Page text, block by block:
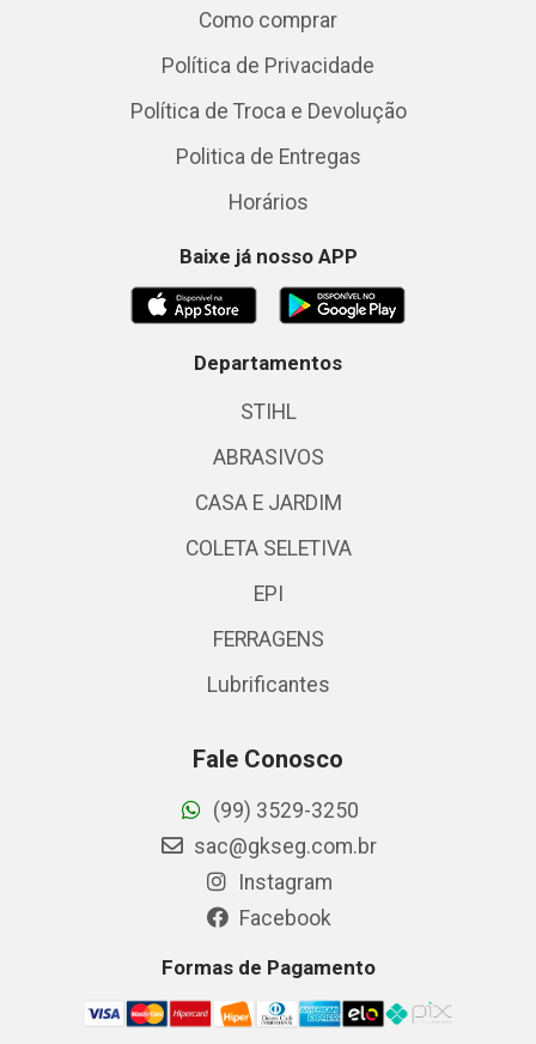
Como comprar
Política de Privacidade
Política de Troca e Devolução
Politica de Entregas
Horários
Baixe já nosso APP
Departamentos
STIHL
ABRASIVOS
CASA E JARDIM
COLETA SELETIVA
EPI
FERRAGENS
Lubrificantes
Fale Conosco
(99) 3529-3250
sac@gkseg.com.br
Instagram
Facebook
Formas de Pagamento